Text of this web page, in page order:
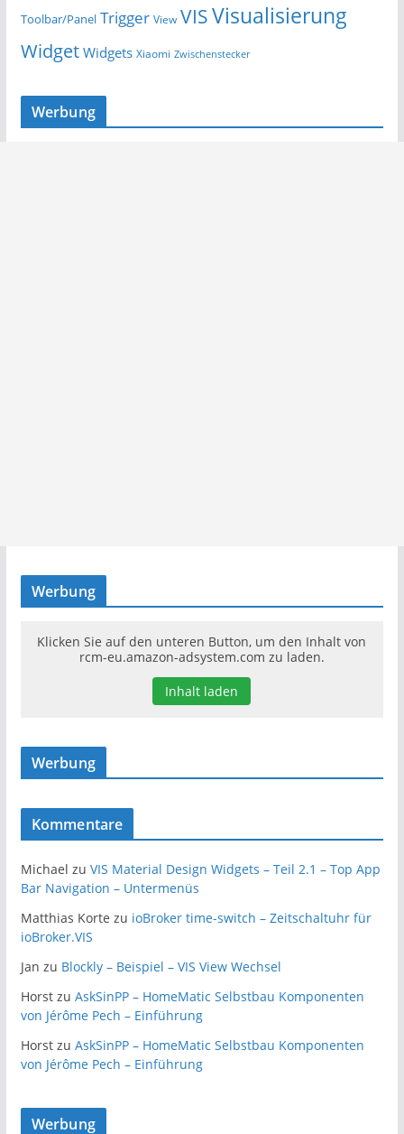
Toolbar/Panel Trigger View VISVisualisierung
Widget Widgets Xiaomi Zwischenstecker
Werbung
Werbung
Klicken Sie auf den unteren Button, um den Inhalt von
rcm-eu.amazon-adsystem.com zu laden.
Inhalt laden
Werbung
Kommentare
Michael zu VIS Material Design Widgets – Teil 2.1 – Top App
Bar Navigation – Untermenüs
Matthias Korte zu ioBroker time-switch – Zeitschaltuhr für
ioBroker.VIS
Jan zu Blockly – Beispiel – VIS View Wechsel
Horstzu AskSinPP – HomeMatic Selbstbau Komponenten
von Jérôme Pech – Einführung
Horstzu AskSinPP – HomeMatic Selbstbau Komponenten
von Jérôme Pech – Einführung
Werbung